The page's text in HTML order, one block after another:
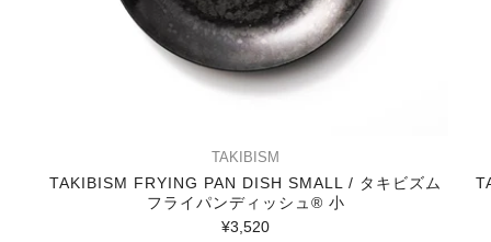
TAKIBISM
TAKIBISM FRYING PAN DISH SMALL / タキビズム
フライパンディッシュ®︎ 小
¥3,520